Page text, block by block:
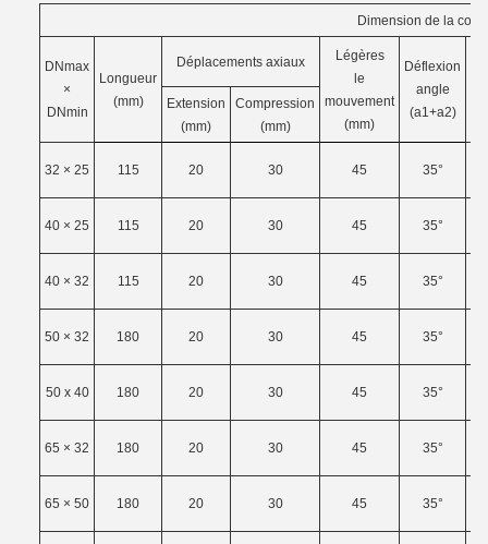
Dimension de la
DNmax
×
DNmin
Longueur
(mm)
Déplacements axiaux
Légères
le
mouvement
(mm)
Déflexion
angle
(a1+a2)
Extension
(mm)
Compression
(mm)
32 × 25 115 20 30 45 35°
40 × 25 115 20 30 45 35°
40 × 32 115 20 30 45 35°
50 × 32 180 20 30 45 35°
50 x 40 180 20 30 45 35°
65 × 32 180 20 30 45 35°
65 × 50 180 20 30 45 35°